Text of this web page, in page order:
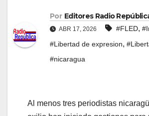
Por Editores Radio
ABR 17, 2026 #FLED,
#Libertad de expresion,
#nicaragua
Al menos tres periodistas